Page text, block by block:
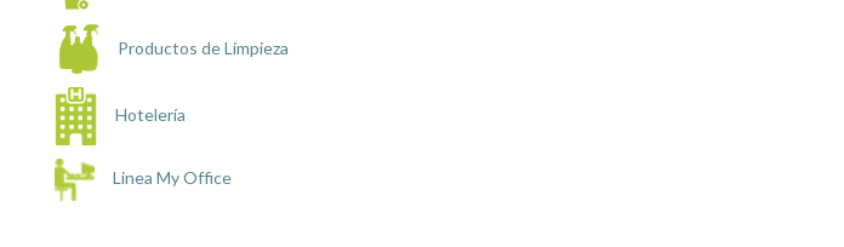
Productos de Limpieza
Hotelería
Linea My Office